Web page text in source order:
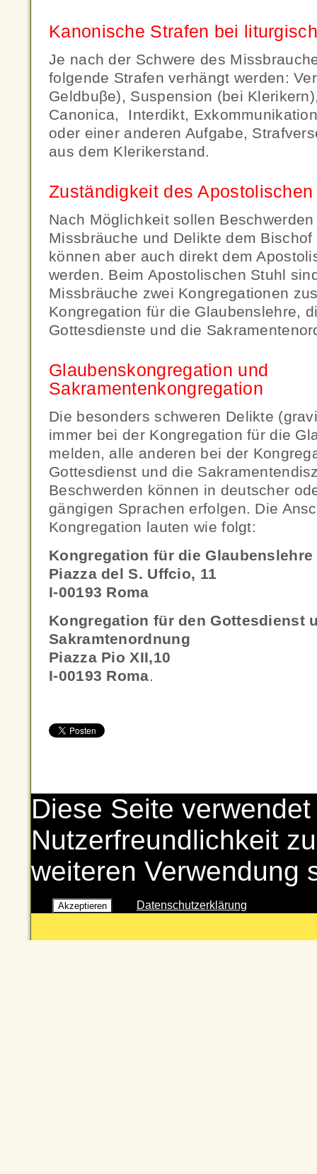
Kanonische Strafen bei
Je nach der Schwere des
folgende Strafen verhängt werden:
Geldbuβe), Suspension (bei
Canonica, Interdikt,
oder einer anderen Aufgabe,
aus dem Klerikerstand.
Zuständigkeit des
Nach Möglichkeit sollen
Missbräuche und Delikte dem
können aber auch direkt dem
werden. Beim Apostolischen Stuhl
Missbräuche zwei Kongregationen
Kongregation für die Glaubenslehre,
Gottesdienste und die
Glaubenskongregation und
Sakramentenkongregation
Die besonders schweren Delikte
immer bei der Kongregation für die
melden, alle anderen bei der
Gottesdienst und die
Beschwerden können in deutscher
gängigen Sprachen erfolgen. Die
Kongregation lauten wie folgt:
Kongregation für die Glaubenslehre
Piazza del S. Uffcio, 11
I-00193 Roma
Kongregation für den Gottesdienst
Sakramtenordnung
Piazza Pio XII,10
I-00193 Roma.
Diese Seite
Nutzerfreundlichkeit
weiteren Verwendung
Akzeptieren Datenschutzerklärung